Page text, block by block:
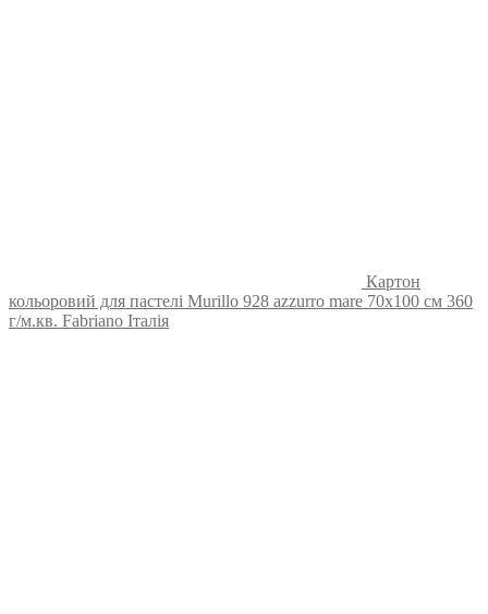
Картон
кольоровий для пастелі Murillo 928 azzurro mare 70х100 см 360
г/м.кв. Fabriano Італія